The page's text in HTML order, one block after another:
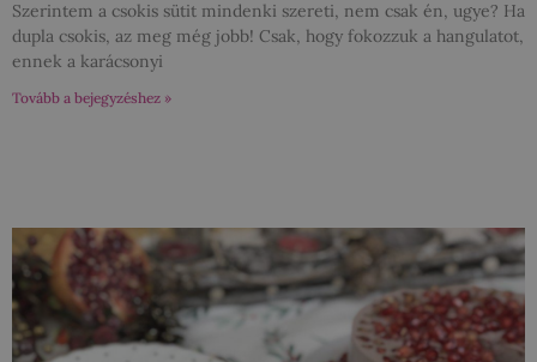
Szerintem a csokis sütit mindenki szereti, nem csak én, ugye? Ha
dupla csokis, az meg még jobb! Csak, hogy fokozzuk a hangulatot,
ennek a karácsonyi
Tovább a bejegyzéshez »